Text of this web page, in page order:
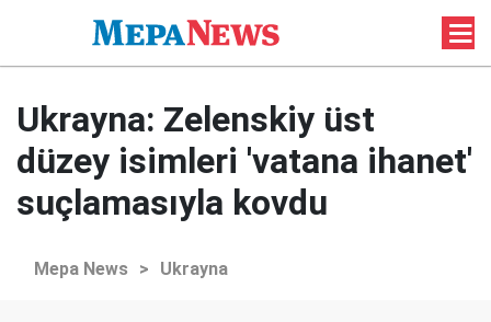
Ukrayna: Zelenskiy üst
düzey isimleri 'vatana ihanet'
suçlamasıyla kovdu
Mepa News > Ukrayna